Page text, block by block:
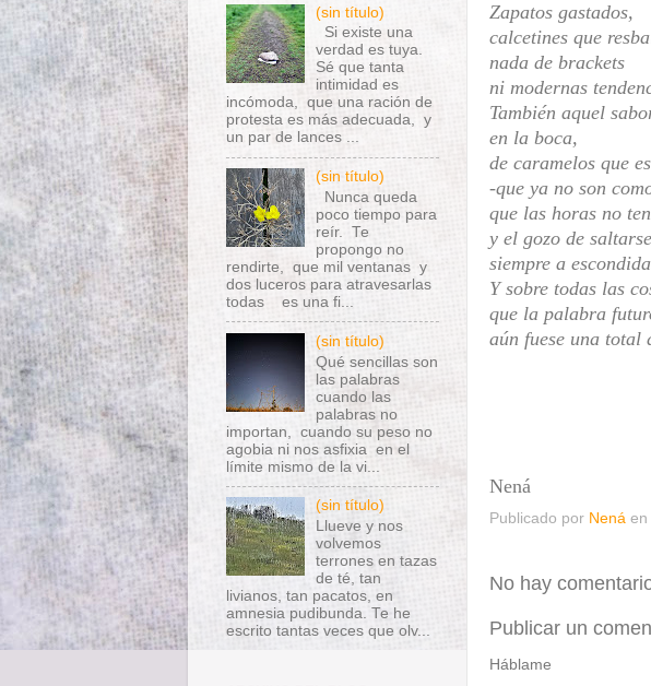
Zapatos gastados,
calcetines que
nada de brackets
ni modernas
También aquel
en la boca,
de caramelos que
-que ya no son
que las horas no
y el gozo de
siempre a
Y sobre todas las
que la palabra
aún fuese una total
Nená
Publicado por Nená en
No hay
Publicar un
Háblame
(sin título)
Si existe una
verdad es tuya.
Sé que tanta
intimidad es
incómoda, que una ración de
protesta es más adecuada, y
un par de lances ...
(sin título)
Nunca queda
poco tiempo para
reír. Te
propongo no
rendirte, que mil ventanas y
dos luceros para atravesarlas
todas es una fi...
(sin título)
Qué sencillas son
las palabras
cuando las
palabras no
importan, cuando su peso no
agobia ni nos asfixia en el
límite mismo de la vi...
(sin título)
Llueve y nos
volvemos
terrones en tazas
de té, tan
livianos, tan pacatos, en
amnesia pudibunda. Te he
escrito tantas veces que olv...